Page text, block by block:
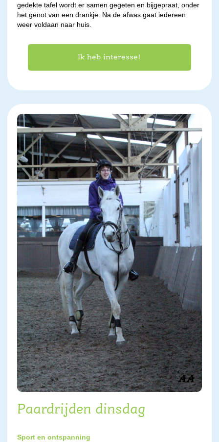
gedekte tafel wordt er samen gegeten en bijgepraat, onder
het genot van een drankje. Na de afwas gaat iedereen
weer voldaan naar huis.
Ik heb interesse!
Paardrijden dinsdag
Sport en ontspanning